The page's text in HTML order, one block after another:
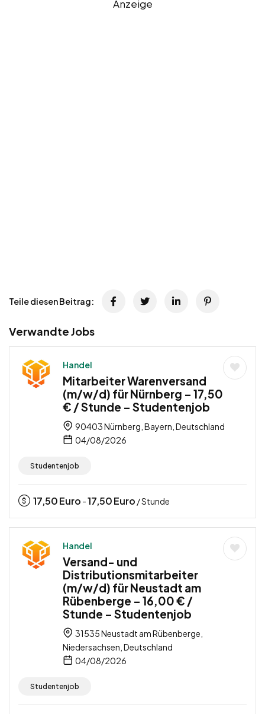
Anzeige
Teile diesen Beitrag:
Verwandte Jobs
Handel
Mitarbeiter Warenversand
(m/w/d) für Nürnberg – 17,50
€ / Stunde – Studentenjob
90403 Nürnberg, Bayern, Deutschland
04/08/2026
Studentenjob
17,50Euro -17,50Euro / Stunde
Handel
Versand- und
Distributionsmitarbeiter
(m/w/d) für Neustadt am
Rübenberge – 16,00 € /
Stunde – Studentenjob
31535 Neustadt am Rübenberge,
Niedersachsen, Deutschland
04/08/2026
Studentenjob